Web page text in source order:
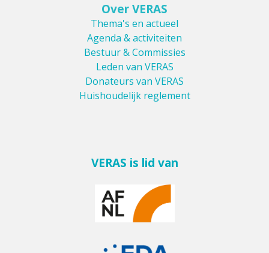
Over VERAS
Thema's en actueel
Agenda & activiteiten
Bestuur & Commissies
Leden van VERAS
Donateurs van VERAS
Huishoudelijk reglement
VERAS is lid van